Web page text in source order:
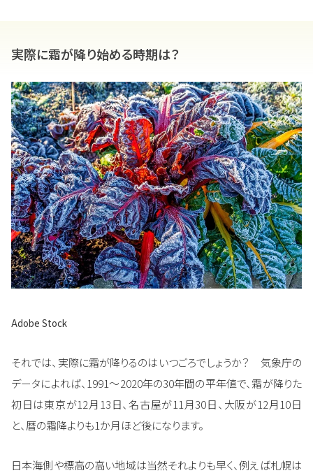
実際に霜が降り始める時期は？
Adobe Stock
それでは、実際に霜が降りるのはいつごろでしょうか？ 気象庁の
データによれば、1991～2020年の30年間の平年値で、霜が降りた
初日は東京が12月13日、名古屋が11月30日、大阪が12月10日
と、暦の霜降よりも1か月ほど後になります。
日本海側や標高の高い地域は当然それよりも早く、例えば札幌は